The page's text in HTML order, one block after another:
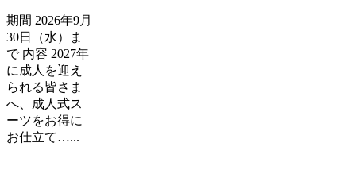
期間 2026年9月
30日（水）ま
で 内容 2027年
に成人を迎え
られる皆さま
へ、成人式ス
ーツをお得に
お仕立て…...